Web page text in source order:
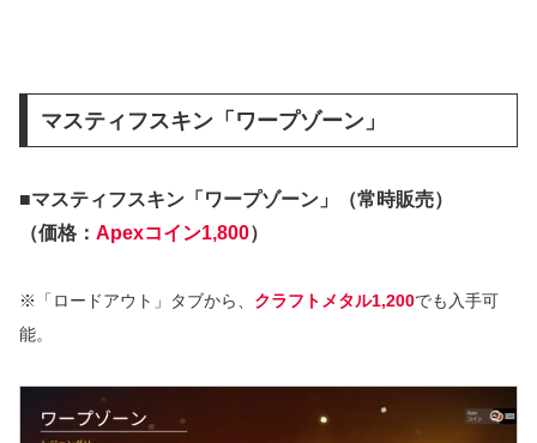
マスティフスキン「ワープゾーン」
■マスティフスキン「ワープゾーン」（常時販売）
（価格： Apexコイン1,800）
※「ロードアウト」タブから、 クラフトメタル1,200でも入手可
能。